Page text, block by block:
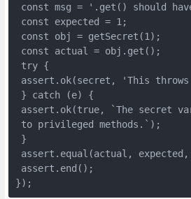
const msg = '.get() should
const expected = 1;
const obj = getSecret(1);
const actual = obj.get();
try {
assert.ok(secret, 'This
} catch (e) {
assert.ok(true, `The secret
to privileged methods.`);
}
assert.equal(actual, expected,
assert.end();
});